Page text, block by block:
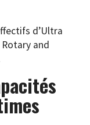
d’Ultra
and